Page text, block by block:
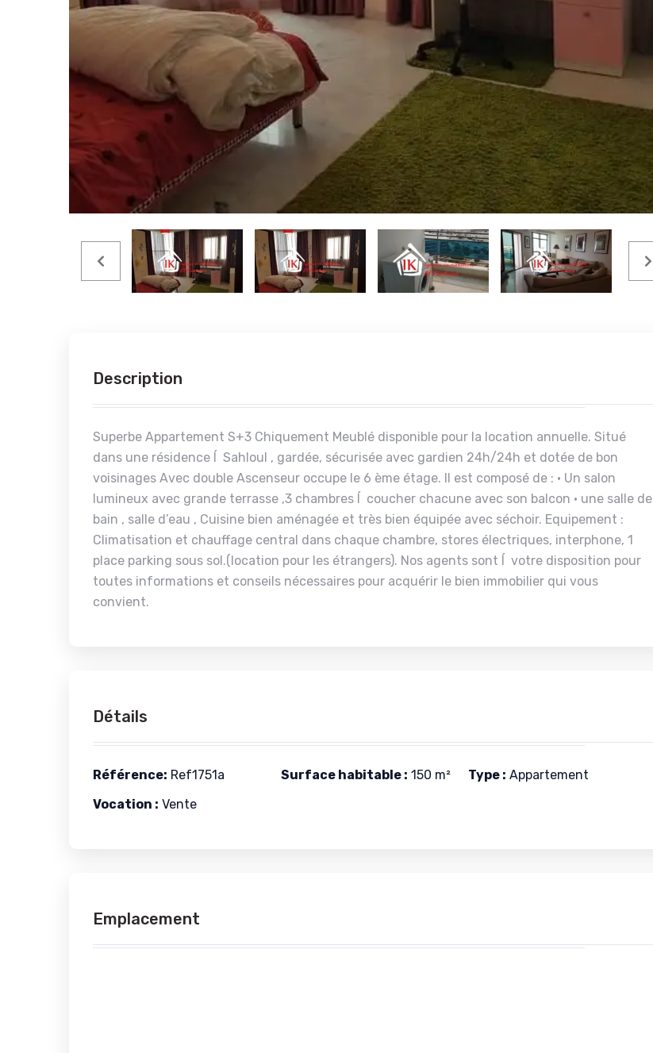
Description
Superbe Appartement S+3 Chiquement Meublé disponible pour la location annuelle. Situé
dans une résidence Í Sahloul , gardée, sécurisée avec gardien 24h/24h et dotée de bon
voisinages Avec double Ascenseur occupe le 6 ème étage. Il est composé de : • Un salon
lumineux avec grande terrasse ,3 chambres Í coucher chacune avec son balcon • une salle de
bain , salle d’eau , Cuisine bien aménagée et très bien équipée avec séchoir. Equipement :
Climatisation et chauffage central dans chaque chambre, stores électriques, interphone, 1
place parking sous sol.(location pour les étrangers). Nos agents sont Í votre disposition pour
toutes informations et conseils nécessaires pour acquérir le bien immobilier qui vous
convient.
Détails
Référence: Ref1751a Surface habitable : 150 m² Type : Appartement
Vocation : Vente
Emplacement